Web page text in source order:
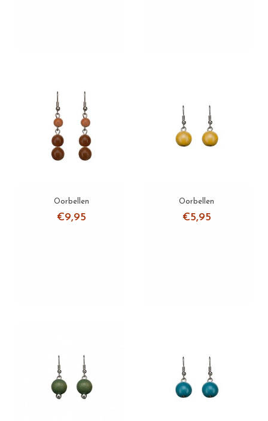
Oorbellen
€9,95
Oorbellen
€5,95